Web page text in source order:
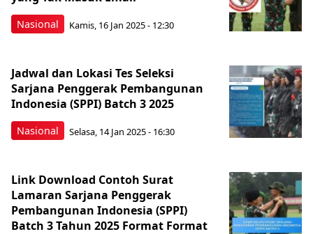
Nasional Kamis, 16 Jan 2025 - 12:30
Nasional
Jadwal dan Lokasi Tes Seleksi
Sarjana Penggerak Pembangunan
Indonesia (SPPI) Batch 3 2025
Selasa, 14 Jan 2025 - 16:30
Link Download Contoh Surat
Lamaran Sarjana Penggerak
Pembangunan Indonesia (SPPI)
Batch 3 Tahun 2025 Format Format